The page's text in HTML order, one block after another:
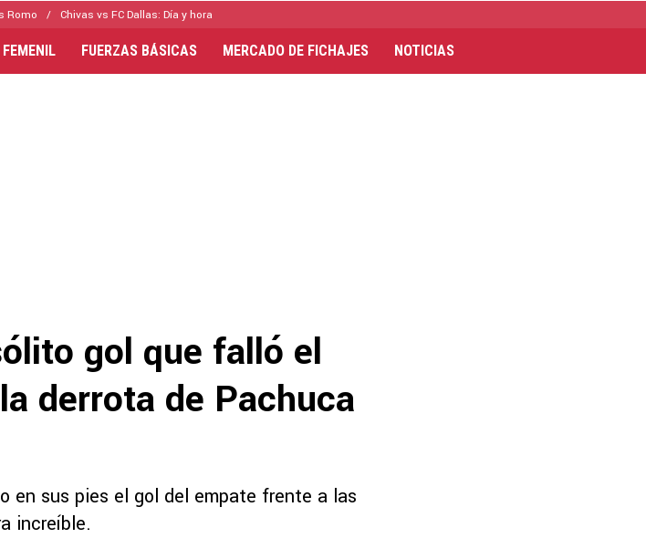
Romo Chivas vs FC Dallas: Día y hora
FEMENIL FUERZAS BÁSICAS MERCADO DE FICHAJES NOTICIAS
gol que falló el
derrota de Pachuca
en sus pies el gol del empate frente a las
increíble.